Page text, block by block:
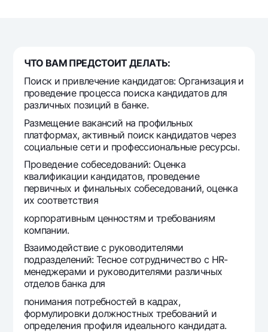
Gold deposit
Gold Bullion by NBU
Silver deposit
Salary
Garmin pay
Promotions
Mobile application Milliy
FAQ
Ищите по сайту
Search
Helpful links
FAQ
Press Center
Offices and ATMs
Consent for processing personal data
Follow us on social networks
ЧТО ВАМ ПРЕДСТОИТ ДЕЛАТЬ:
Поиск и привлечение кандидатов: Организация и
проведение процесса поиска кандидатов для
различных позиций в банке.
Размещение вакансий на профильных
платформах, активный поиск кандидатов через
социальные сети и профессиональные ресурсы.
Проведение собеседований: Оценка
квалификации кандидатов, проведение
первичных и финальных собеседований, оценка
их соответствия
корпоративным ценностям и требованиям
компании.
Взаимодействие с руководителями
подразделений: Тесное сотрудничество с HR-
менеджерами и руководителями различных
отделов банка для
понимания потребностей в кадрах,
формулировки должностных требований и
определения профиля идеального кандидата.